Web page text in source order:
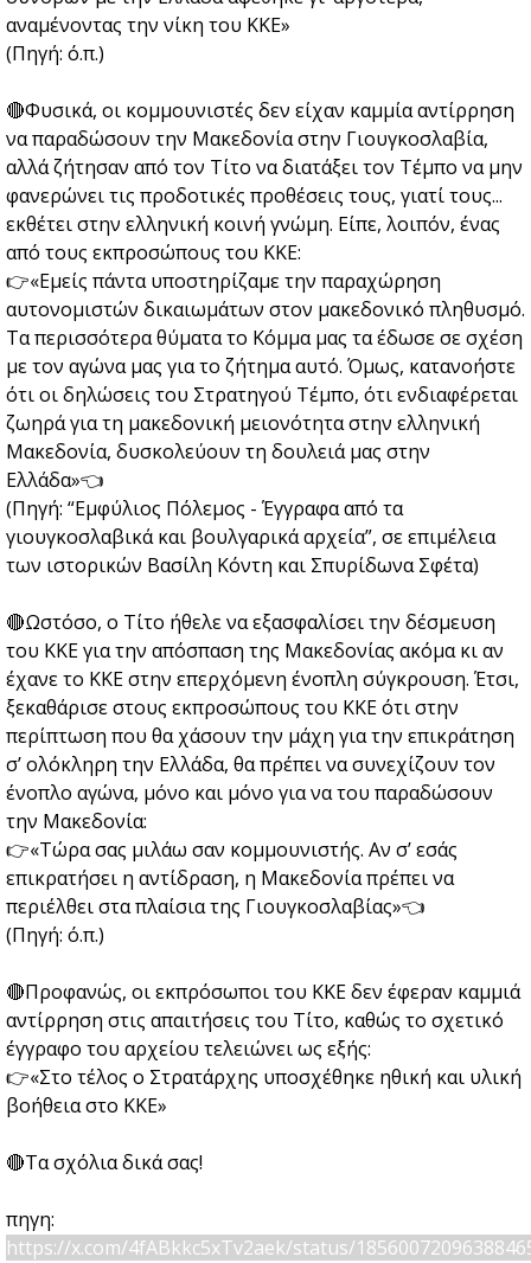
αναμένοντας την νίκη του ΚΚΕ»
(Πηγή: ό.π.)
🔴Φυσικά, οι κομμουνιστές δεν είχαν καμμία αντίρρηση
να παραδώσουν την Μακεδονία στην Γιουγκοσλαβία,
αλλά ζήτησαν από τον Τίτο να διατάξει τον Τέμπο να μην
φανερώνει τις προδοτικές προθέσεις τους, γιατί τους...
εκθέτει στην ελληνική κοινή γνώμη. Είπε, λοιπόν, ένας
από τους εκπροσώπους του ΚΚΕ:
👉«Εμείς πάντα υποστηρίζαμε την παραχώρηση
αυτονομιστών δικαιωμάτων στον μακεδονικό πληθυσμό.
Τα περισσότερα θύματα το Κόμμα μας τα έδωσε σε σχέση
με τον αγώνα μας για το ζήτημα αυτό. Όμως, κατανοήστε
ότι οι δηλώσεις του Στρατηγού Τέμπο, ότι ενδιαφέρεται
ζωηρά για τη μακεδονική μειονότητα στην ελληνική
Μακεδονία, δυσκολεύουν τη δουλειά μας στην
Ελλάδα»👈
(Πηγή: “Εμφύλιος Πόλεμος - Έγγραφα από τα
γιουγκοσλαβικά και βουλγαρικά αρχεία”, σε επιμέλεια
των ιστορικών Βασίλη Κόντη και Σπυρίδωνα Σφέτα)
🔴Ωστόσο, ο Τίτο ήθελε να εξασφαλίσει την δέσμευση
του ΚΚΕ για την απόσπαση της Μακεδονίας ακόμα κι αν
έχανε το ΚΚΕ στην επερχόμενη ένοπλη σύγκρουση. Έτσι,
ξεκαθάρισε στους εκπροσώπους του ΚΚΕ ότι στην
περίπτωση που θα χάσουν την μάχη για την επικράτηση
σ’ ολόκληρη την Ελλάδα, θα πρέπει να συνεχίζουν τον
ένοπλο αγώνα, μόνο και μόνο για να του παραδώσουν
την Μακεδονία:
👉«Τώρα σας μιλάω σαν κομμουνιστής. Αν σ’ εσάς
επικρατήσει η αντίδραση, η Μακεδονία πρέπει να
περιέλθει στα πλαίσια της Γιουγκοσλαβίας»👈
(Πηγή: ό.π.)
🔴Προφανώς, οι εκπρόσωποι του ΚΚΕ δεν έφεραν καμμιά
αντίρρηση στις απαιτήσεις του Τίτο, καθώς το σχετικό
έγγραφο του αρχείου τελειώνει ως εξής:
👉«Στο τέλος ο Στρατάρχης υποσχέθηκε ηθική και υλική
βοήθεια στο ΚΚΕ»
🔴Τα σχόλια δικά σας!
πηγη:
https://x.com/4fABkkc5xTv2aek/status/